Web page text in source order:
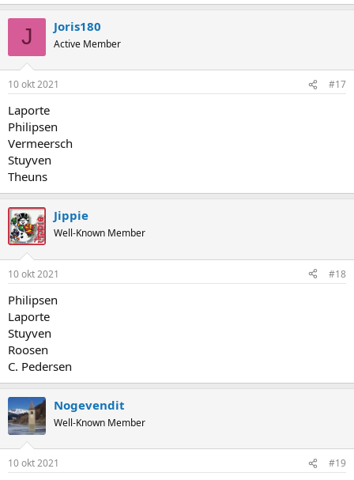
J Joris180
Active Member
10 okt 2021 #17
Laporte
Philipsen
Vermeersch
Stuyven
Theuns
Jippie
Well-Known Member
10 okt 2021 #18
Philipsen
Laporte
Stuyven
Roosen
C. Pedersen
Nogevendit
Well-Known Member
10 okt 2021 #19